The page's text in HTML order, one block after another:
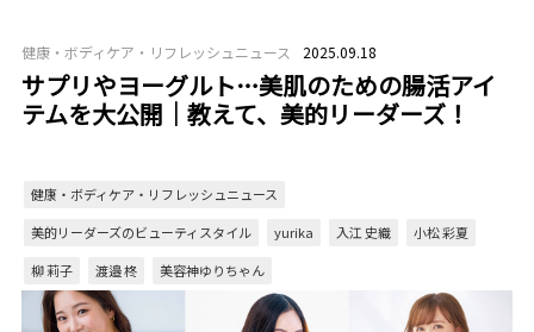
健康・ボディケア・リフレッシュニュース 2025.09.18
サプリやヨーグルト…美肌のための腸活アイ
テムを大公開｜教えて、美的リーダーズ！
健康・ボディケア・リフレッシュニュース
美的リーダーズのビューティスタイル
yurika 入江 史織
小松 彩夏
柳 莉子
渡邉 柊 美容神ゆりちゃん